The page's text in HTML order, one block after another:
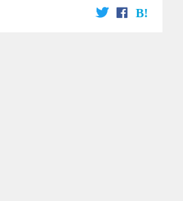
いつの日だってかわいくいたい、
なお子さまをお持ちのお母様に、と